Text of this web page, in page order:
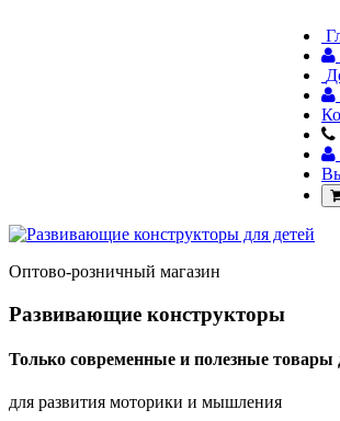
Оптово-розничный магазин
Развивающие конструкторы
Только современные и полезные товары
для развития моторики и мышления